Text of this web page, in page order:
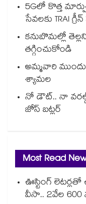
5Gలో కొత్త
సేవలకు TRAI
కనుబొమల్లో
తగ్గించుకోండి
అమ్మవారి
శ్యామల
నో డౌట్.. నా వరల్డ్
జోస్ బట్లర్
Most Read
ఊస్టింగ్ లెటర్లతో
వీసా.. 2వేల